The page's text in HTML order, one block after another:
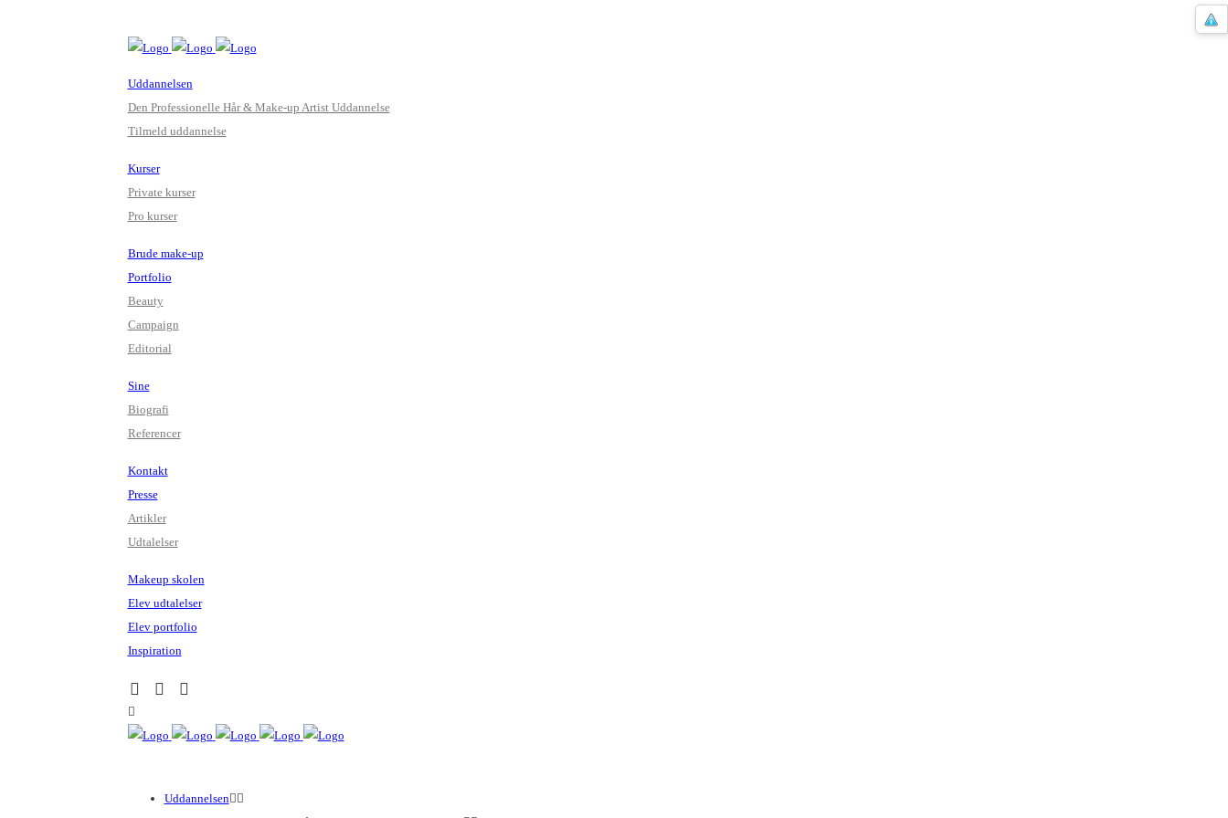
Uddannelsen
Den Professionelle Hår & Make-up Artist Uddannelse
Tilmeld uddannelse
Kurser
Private kurser
Pro kurser
Brude make-up
Portfolio
Beauty
Campaign
Editorial
Sine
Biografi
Referencer
Kontakt
Presse
Artikler
Udtalelser
Makeup skolen
Elev udtalelser
Elev portfolio
Inspiration
Uddannelsen